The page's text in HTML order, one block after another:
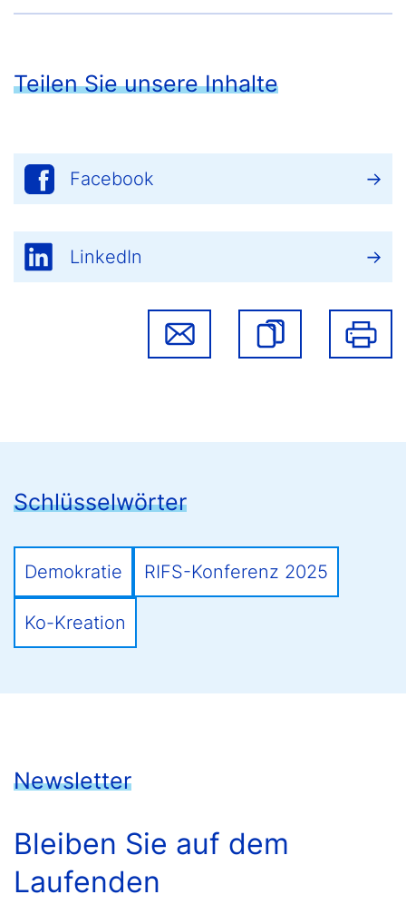
Teilen Sie unsere Inhalte
Facebook
LinkedIn
Schlüsselwörter
Demokratie RIFS-Konferenz 2025
Ko-Kreation
Newsletter
Bleiben Sie auf dem
Laufenden